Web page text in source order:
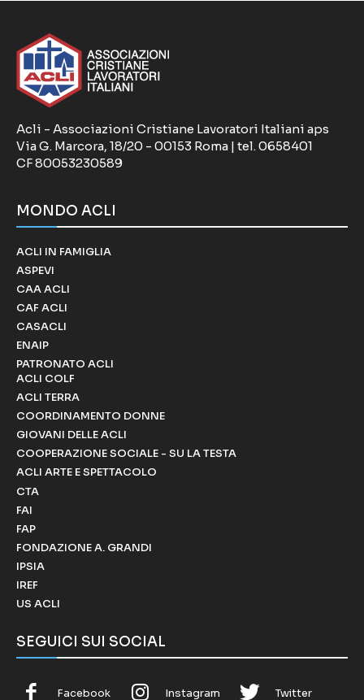
Acli - Associazioni Cristiane Lavoratori Italiani aps
Via G. Marcora, 18/20 - 00153 Roma | tel. 0658401
CF 80053230589
MONDO ACLI
ACLI IN FAMIGLIA
ASPEVI
CAA ACLI
CAF ACLI
CASACLI
ENAIP
PATRONATO ACLI
ACLI COLF
ACLI TERRA
COORDINAMENTO DONNE
GIOVANI DELLE ACLI
COOPERAZIONE SOCIALE - SU LA TESTA
ACLI ARTE E SPETTACOLO
CTA
FAI
FAP
FONDAZIONE A. GRANDI
IPSIA
IREF
US ACLI
SEGUICI SUI SOCIAL
Facebook Instagram Twitter